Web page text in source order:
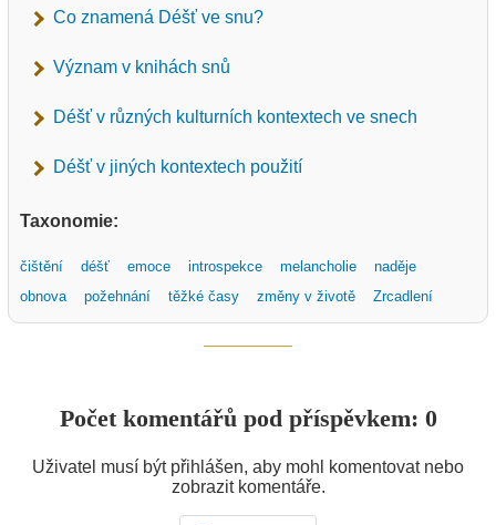
Co znamená Déšť ve snu?
Význam v knihách snů
Déšť v různých kulturních kontextech ve snech
Déšť v jiných kontextech použití
Taxonomie:
čištění déšť emoce introspekce melancholie
naděje
obnova
požehnání těžké časy změny v životě Zrcadlení
Počet komentářů pod příspěvkem: 0
Uživatel musí být přihlášen, aby mohl komentovat nebo
zobrazit komentáře.